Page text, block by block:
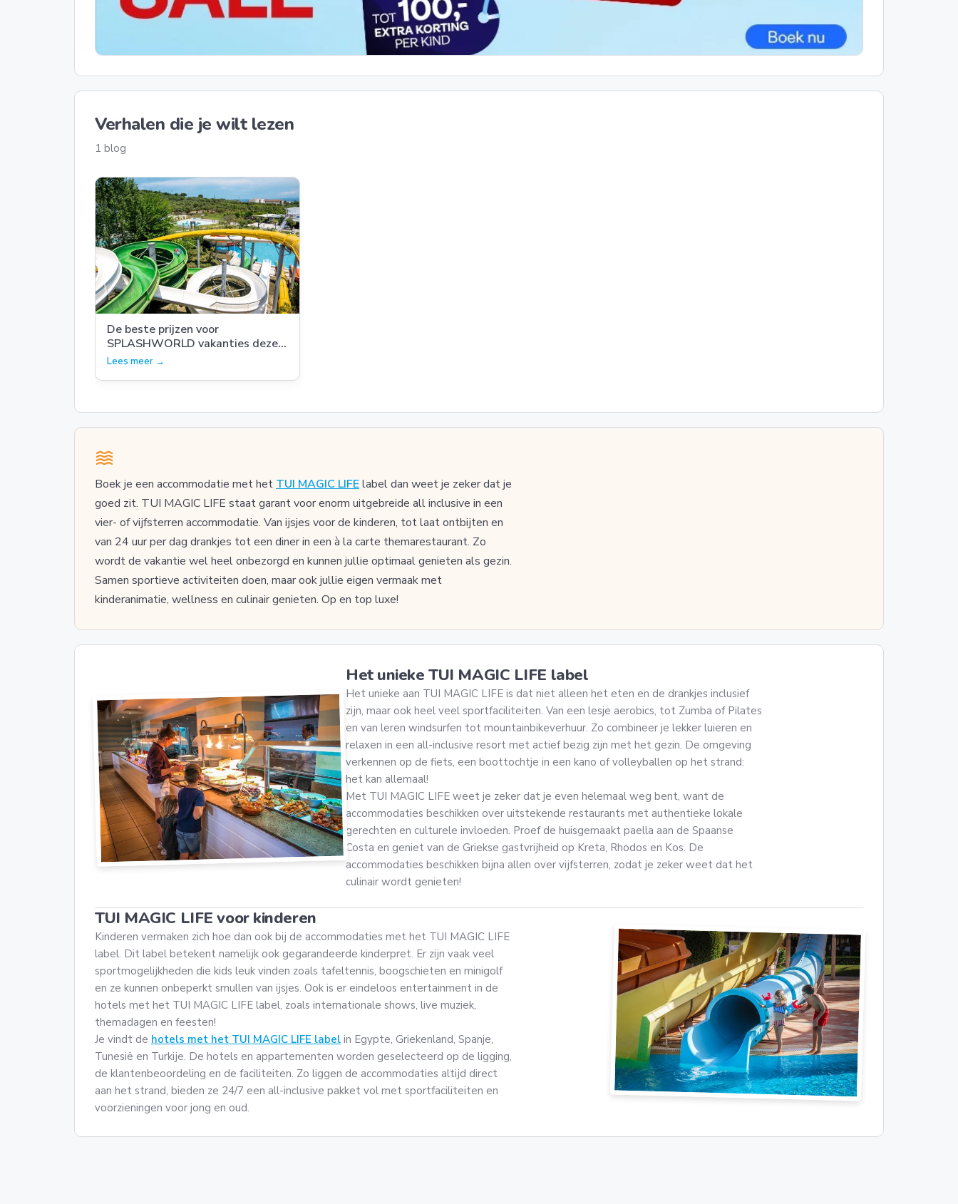
Verhalen die je wilt lezen
1 blog
De beste prijzen voor
SPLASHWORLD vakanties deze
zomer
Lees meer →
Boek je een accommodatie met het TUI MAGIC LIFElabel dan weet je zeker dat je
goed zit. TUI MAGIC LIFE staat garant voor enorm uitgebreide all inclusive in een
vier- of vijfsterren accommodatie. Van ijsjes voor de kinderen, tot laat ontbijten en
van 24 uur per dag drankjes tot een diner in een à la carte themarestaurant. Zo
wordt de vakantie wel heel onbezorgd en kunnen jullie optimaal genieten als gezin.
Samen sportieve activiteiten doen, maar ook jullie eigen vermaak met
kinderanimatie, wellness en culinair genieten. Op en top luxe!
Het unieke TUI MAGIC LIFE label
Het unieke aan TUI MAGIC LIFE is dat niet alleen het eten en de drankjes inclusief
zijn, maar ook heel veel sportfaciliteiten. Van een lesje aerobics, tot Zumba of Pilates
en van leren windsurfen tot mountainbikeverhuur. Zo combineer je lekker luieren en
relaxen in een all-inclusive resort met actief bezig zijn met het gezin. De omgeving
verkennen op de fiets, een boottochtje in een kano of volleyballen op het strand:
het kan allemaal!
Met TUI MAGIC LIFE weet je zeker dat je even helemaal weg bent, want de
accommodaties beschikken over uitstekende restaurants met authentieke lokale
gerechten en culturele invloeden. Proef de huisgemaakt paella aan de Spaanse
Costa en geniet van de Griekse gastvrijheid op Kreta, Rhodos en Kos. De
accommodaties beschikken bijna allen over vijfsterren, zodat je zeker weet dat het
culinair wordt genieten!
TUI MAGIC LIFE voor kinderen
Kinderen vermaken zich hoe dan ook bij de accommodaties met het TUI MAGIC LIFE
label. Dit label betekent namelijk ook gegarandeerde kinderpret. Er zijn vaak veel
sportmogelijkheden die kids leuk vinden zoals tafeltennis, boogschieten en minigolf
en ze kunnen onbeperkt smullen van ijsjes. Ook is er eindeloos entertainment in de
hotels met het TUI MAGIC LIFE label, zoals internationale shows, live muziek,
themadagen en feesten!
Je vindt de hotels met het TUI MAGIC LIFE label in Egypte, Griekenland, Spanje,
Tunesië en Turkije. De hotels en appartementen worden geselecteerd op de ligging,
de klantenbeoordeling en de faciliteiten. Zo liggen de accommodaties altijd direct
aan het strand, bieden ze 24/7 een all-inclusive pakket vol met sportfaciliteiten en
voorzieningen voor jong en oud.